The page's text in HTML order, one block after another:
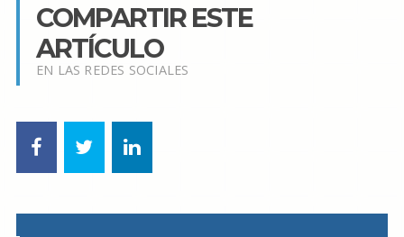
COMPARTIR ESTE
ARTÍCULO
EN LAS REDES SOCIALES